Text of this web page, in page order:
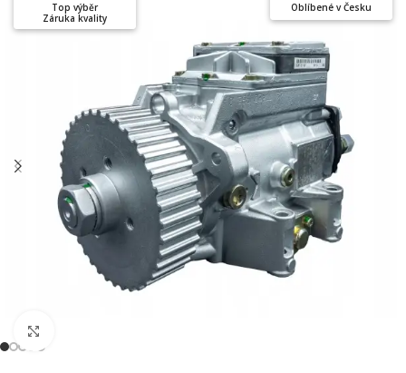
Oblíbené v Česku
Top výběr
Záruka kvality